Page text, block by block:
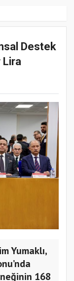
Destek
Lira
Yumaklı,
168